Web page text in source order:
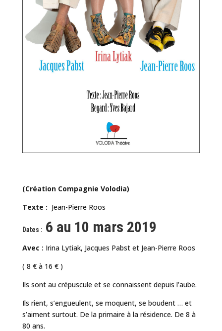
(Création Compagnie Volodia)
Texte : Jean-Pierre Roos
Dates : 6 au 10 mars 2019
Avec : Irina Lytiak, Jacques Pabst et Jean-Pierre Roos
( 8 € à 16 € )
Ils sont au crépuscule et se connaissent depuis l’aube.
Ils rient, s’engueulent, se moquent, se boudent … et
s’aiment surtout. De la primaire à la résidence. De 8 à
80 ans.